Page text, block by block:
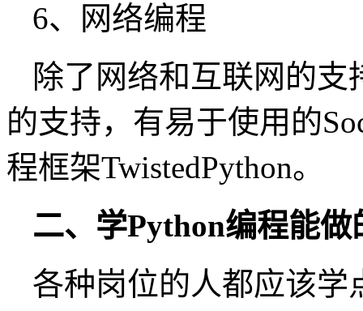
6、网络编程
除了网络和互联网的支
的支持，有易于使用的
程框架TwistedPython。
二、学Python编程能
各种岗位的人都应该学